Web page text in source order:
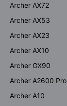
Archer AX72
Archer AX53
Archer AX23
Archer AX10
Archer GX90
Archer A2600 Pro
Archer A10